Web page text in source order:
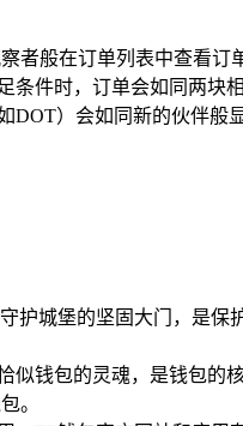
者般在订单列表中查看订
条件时，订单会如同两块
DOT）会如同新的伙伴般
护城堡的坚固大门，是
似钱包的灵魂，是钱包的
。